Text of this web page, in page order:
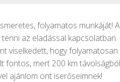
folyamatos
az eladással
viselkedett, hogy
fontos, mert 200 km
ajánlom önt iserőseimnek!